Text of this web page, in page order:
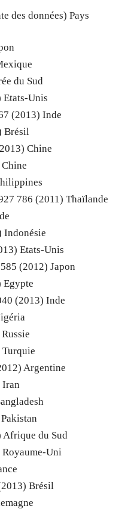
des données) Pays
du Sud
Etats-Unis
(2013) Inde
Brésil
Chine
786 (2011) Thaïlande
Indonésie
Etats-Unis
(2012) Japon
Egypte
(2013) Inde
Argentine
Iran
Afrique du Sud
Uni
Brésil